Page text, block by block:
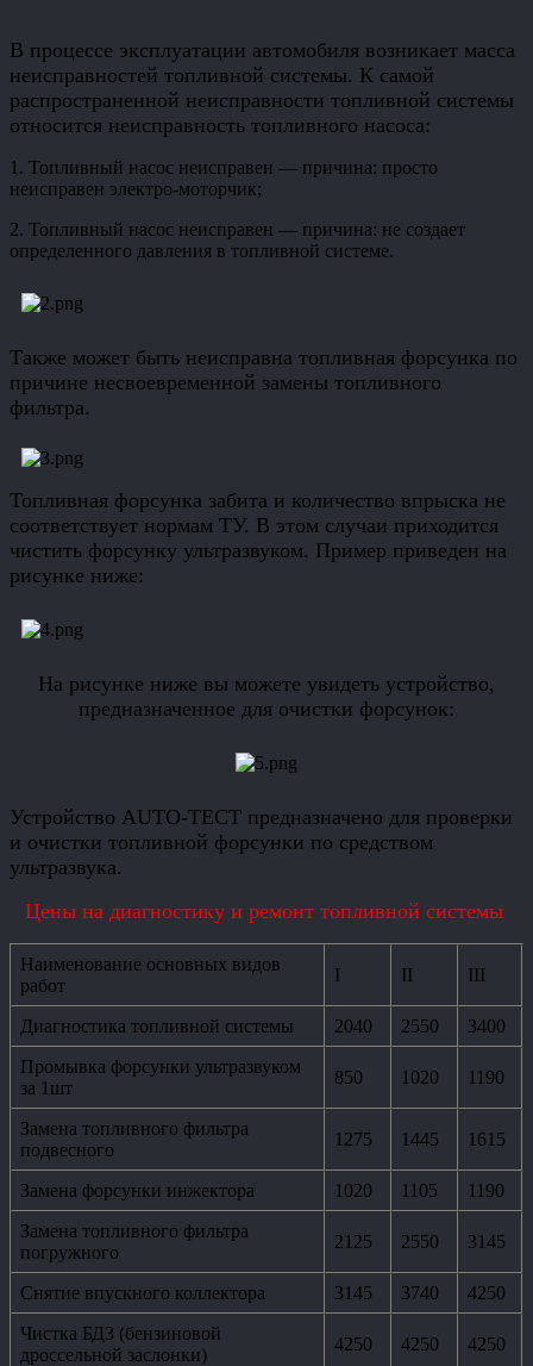
В процессе эксплуатации автомобиля возникает масса
неисправностей топливной системы. К самой
распространенной неисправности топливной системы
относится неисправность топливного насоса:
1. Топливный насос неисправен — причина: просто
неисправен электро-моторчик;
2. Топливный насос неисправен — причина: не создает
определенного давления в топливной системе.
Также может быть неисправна топливная форсунка по
причине несвоевременной замены топливного
фильтра.
Топливная форсунка забита и количество впрыска не
соответствует нормам ТУ. В этом случаи приходится
чистить форсунку ультразвуком. Пример приведен на
рисунке ниже:
На рисунке ниже вы можете увидеть устройство,
предназначенное для очистки форсунок:
Устройство АUTO-TECT предназначено для проверки
и очистки топливной форсунки по средством
ультразвука.
Цены на диагностику и ремонт топливной системы
Наименование основных видов
работ
I II III
Диагностика топливной системы 2040 2550
3400
Промывка форсунки ультразвуком
за 1шт
850 1020 1190
Замена топливного фильтра
подвесного
1275 1445 1615
Замена форсунки инжектора 1020 1105
1190
Замена топливного фильтра
погружного
2125 2550 3145
Снятие впускного коллектора 3145 3740
4250
Чистка БДЗ (бензиновой
дроссельной заслонки)
4250 4250 4250